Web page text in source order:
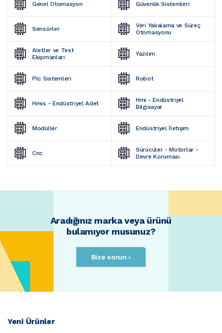
Genel Otomasyon Güvenlik Sistemleri
Sensörler
Veri Yakalama ve Süreç
Otomasyonu
Aletler ve Test
Ekipmanları
Yazılım
Plc Sistemleri Robot
Hmis - Endüstriyel Adet
Hmi - Endüstriyel
Bilgisayar
Modüller Endüstriyel İletişim
Cnc
Sürücüler - Motorlar -
Devre Koruması
Aradığınız marka veya ürünü
bulamıyor musunuz?
Bize sorun ›
Yeni Ürünler